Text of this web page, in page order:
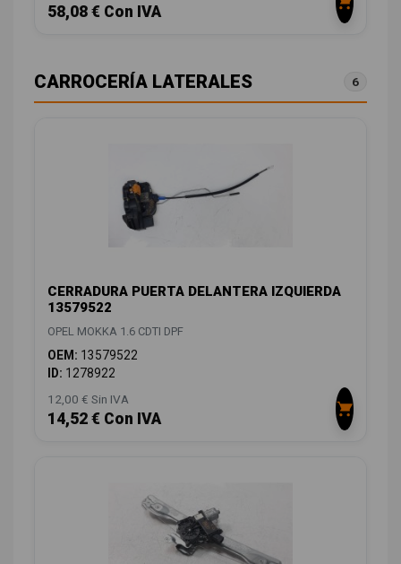
58,08 € Con IVA
CARROCERÍA LATERALES 6
CERRADURA PUERTA DELANTERA IZQUIERDA
13579522
OPEL MOKKA 1.6 CDTI DPF
OEM: 13579522
ID: 1278922
12,00 € Sin IVA
14,52 € Con IVA